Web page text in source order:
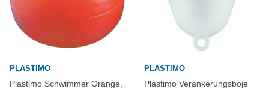
PLASTIMO
Plastimo Schwimmer Orange,
PLASTIMO
Plastimo Verankerungsboje